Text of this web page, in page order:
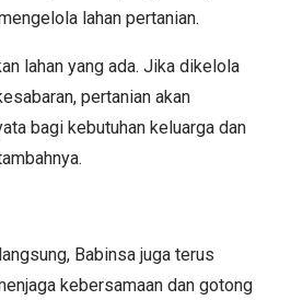
lahan pertanian.
lahan yang ada. Jika dikelola
pertanian akan
bagi kebutuhan keluarga dan
Babinsa juga terus
kebersamaan dan gotong